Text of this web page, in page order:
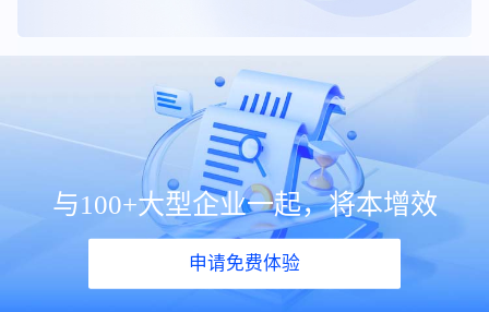
与100+大型企业一起，将本增效
申请免费体验